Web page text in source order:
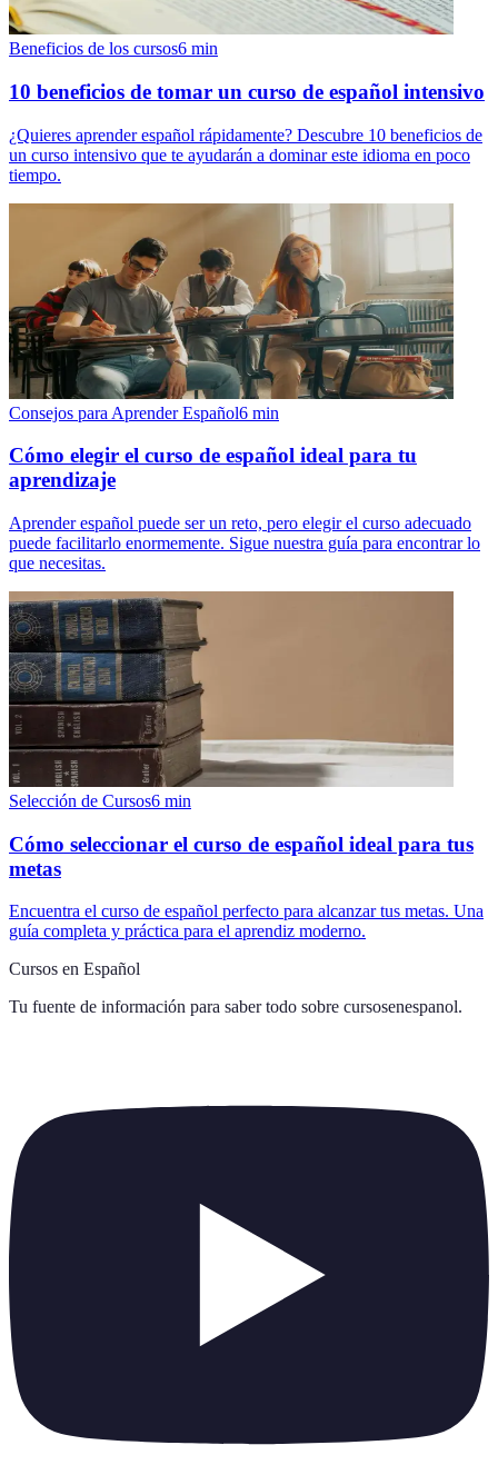
Beneficios de los cursos6 min
10 beneficios de tomar un curso de español intensivo
¿Quieres aprender español rápidamente? Descubre 10 beneficios de
un curso intensivo que te ayudarán a dominar este idioma en poco
tiempo.
Consejos para Aprender Español6 min
Cómo elegir el curso de español ideal para tu
aprendizaje
Aprender español puede ser un reto, pero elegir el curso adecuado
puede facilitarlo enormemente. Sigue nuestra guía para encontrar lo
que necesitas.
Selección de Cursos6 min
Cómo seleccionar el curso de español ideal para tus
metas
Encuentra el curso de español perfecto para alcanzar tus metas. Una
guía completa y práctica para el aprendiz moderno.
Cursos en Español
Tu fuente de información para saber todo sobre cursosenespanol.